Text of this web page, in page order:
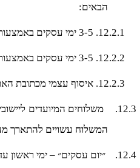
הבאים:
12.2.1. 3-5 ימי עסקים באמצעות שליח עד הבית;
12.2.2. 3-5 ימי עסקים באמצעות דואר ישראל;
12.2.3. איסוף עצמי מכתובת
12.3.
משלוחים המיועדים
המשלוח עשויים להתארך
12.4.
״יום עסקים״ – ימי ראשון